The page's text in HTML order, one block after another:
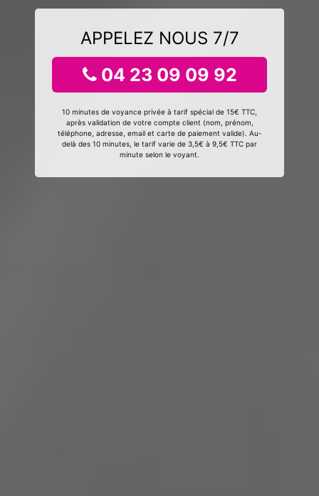
APPELEZ NOUS 7/7
04 23 09 09 92
10 minutes de voyance privée à tarif spécial de 15€ TTC,
après validation de votre compte client (nom, prénom,
téléphone, adresse, email et carte de paiement valide). Au-
delà des 10 minutes, le tarif varie de 3,5€ à 9,5€ TTC par
minute selon le voyant.